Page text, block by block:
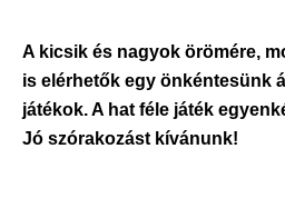
A kicsik és nagyok örömére,
is elérhetők egy önkéntesünk
játékok. A hat féle játék
Jó szórakozást kívánunk!